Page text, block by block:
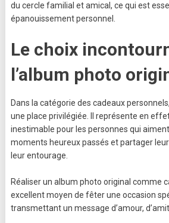
du cercle familial et amical, ce qui est
épanouissement personnel.
Le choix
l’album photo
Dans la catégorie des cadeaux personnels,
une place privilégiée. Il représente en
inestimable pour les personnes qui
moments heureux passés et partager
leur entourage.
Réaliser un album photo original comme
excellent moyen de fêter une occasion
transmettant un message d’amour,